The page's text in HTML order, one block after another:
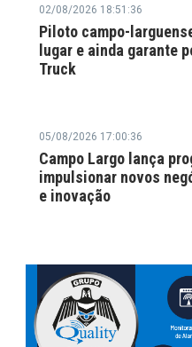
02/08/2026 18:51:36
Piloto campo-
lugar e ainda garante
Truck
05/08/2026 17:00:36
Campo Largo lança
impulsionar novos
e inovação